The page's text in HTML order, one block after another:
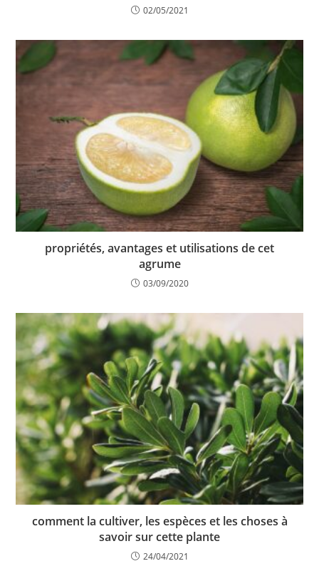
02/05/2021
propriétés, avantages et utilisations de cet
agrume
03/09/2020
comment la cultiver, les espèces et les choses à
savoir sur cette plante
24/04/2021